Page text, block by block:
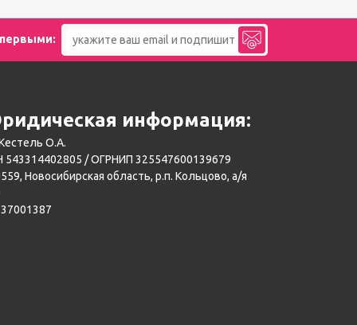
первыми:
информация:
О.А.
543314402805 / ОГРНИП 325547600139679
Новосибирская область, р.п. Кольцово, а/я